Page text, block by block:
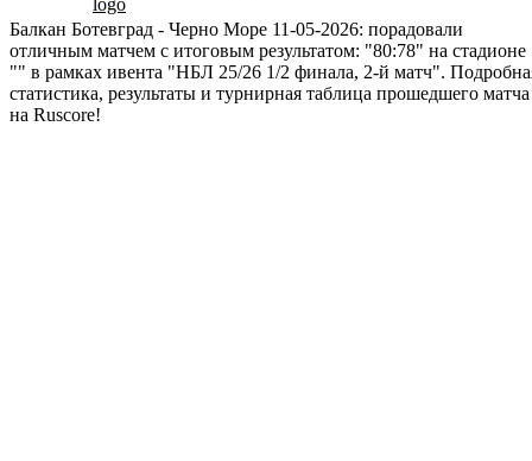
Балкан Ботевград - Черно Море 11-05-2026: порадовали
отличным матчем с итоговым результатом: "80:78" на стадионе
"" в рамках ивента "НБЛ 25/26 1/2 финала, 2-й матч".
статистика, результаты и турнирная таблица прошедшего матча
на Ruscore!